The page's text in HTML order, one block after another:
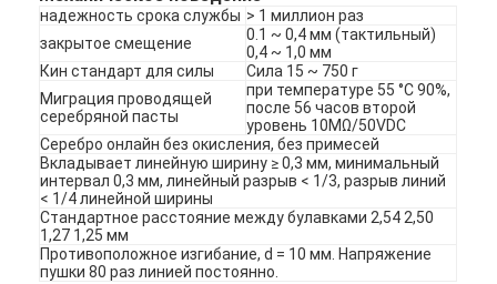
надежность срока службы > 1 миллион раз
закрытое смещение
0.1 ~ 0,4 мм (тактильный)
0,4 ~ 1,0 мм
Кин стандарт для силы
Сила 15 ~ 750 г
Миграция проводящей
серебряной пасты
при температуре 55 °C 90%,
после 56 часов второй
уровень 10MΩ/50VDC
Серебро онлайн без окисления, без примесей
Вкладывает линейную ширину ≥ 0,3 мм, минимальный
интервал 0,3 мм, линейный разрыв < 1/3, разрыв линий
< 1/4 линейной ширины
Стандартное расстояние между булавками 2,54 2,50
1,27 1,25 мм
Противоположное изгибание, d = 10 мм. Напряжение
пушки 80 раз линией постоянно.